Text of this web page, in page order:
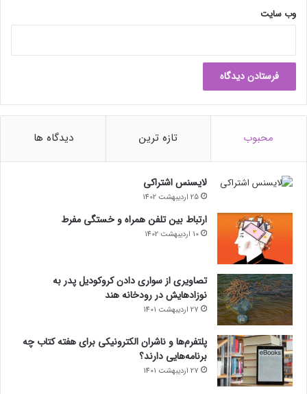
ت
ا
ت
ه‌
د
وب‌ سایت
محبوب تازه ترین دیدگاه ها
لایسنس اشتراکی
25 اردیبهشت 1402
ارتباط بین تلفن همراه و خستگی مفرط
10 اردیبهشت 1402
تصاویری از سواری دادن کروکودیل پدر به
نوزادهایش در رودخانه هند
27 اردیبهشت 1401
پلتفرم‌ها و ناشران الکترونیکی برای هفته کتاب چه
برنامه‌هایی دارند؟
27 اردیبهشت 1401